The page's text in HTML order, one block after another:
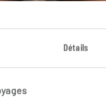
Détails
des
et éveil des